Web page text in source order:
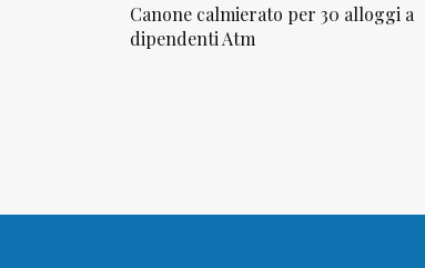
Canone calmierato per 30 alloggi a
dipendenti Atm